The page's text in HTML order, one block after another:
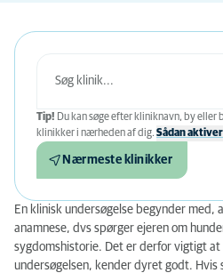
Tip! Du kan søge efter kliniknavn, by eller
klinikker i nærheden af ​​dig. Sådan
Nærmeste klinikker
En klinisk undersøgelse begynder
anamnese, dvs spørger ejeren om
sygdomshistorie. Det er derfor vigtigt at
undersøgelsen, kender dyret godt. Hvis